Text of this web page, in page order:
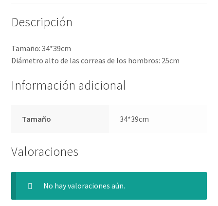
Descripción
Tamaño: 34*39cm
Diámetro alto de las correas de los hombros: 25cm
Información adicional
Tamaño 34*39cm
Valoraciones
No hay valoraciones aún.